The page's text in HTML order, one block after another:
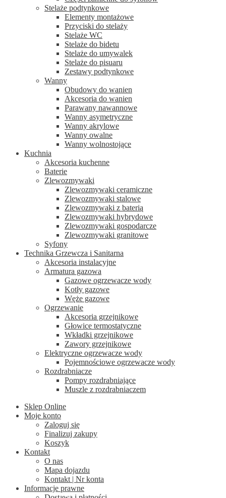
Stelaże podtynkowe
Elementy montażowe
Przyciski do stelaży
Stelaże WC
Stelaże do bidetu
Stelaże do umywalek
Stelaże do pisuaru
Zestawy podtynkowe
Wanny
Obudowy do wanien
Akcesoria do wanien
Parawany nawannowe
Wanny asymetryczne
Wanny akrylowe
Wanny owalne
Wanny wolnostojące
Kuchnia
Akcesoria kuchenne
Baterie
Zlewozmywaki
Zlewozmywaki ceramiczne
Zlewozmywaki stalowe
Zlewozmywaki z baterią
Zlewozmywaki hybrydowe
Zlewozmywaki gospodarcze
Zlewozmywaki granitowe
Syfony
Technika Grzewcza i Sanitarna
Akcesoria instalacyjne
Armatura gazowa
Gazowe ogrzewacze wody
Kotły gazowe
Węże gazowe
Ogrzewanie
Akcesoria grzejnikowe
Głowice termostatyczne
Wkładki grzejnikowe
Zawory grzejnikowe
Elektryczne ogrzewacze wody
Pojemnościowe ogrzewacze wody
Rozdrabniacze
Pompy rozdrabniające
Muszle z rozdrabniaczem
Sklep Online
Moje konto
Zaloguj się
Finalizuj zakupy
Koszyk
Kontakt
O nas
Mapa dojazdu
Kontakt | Nr konta
Informacje prawne